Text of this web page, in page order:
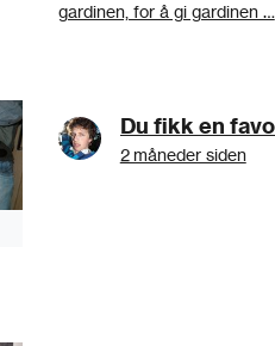
gardinen, for å gi gardinen …
2 måneder siden